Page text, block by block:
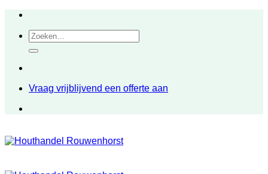
inhoudZoeken
naar:
Vraag vrijblijvend een offerte aan